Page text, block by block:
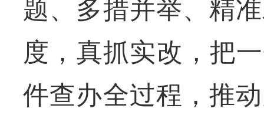
题、多措并举、精
度，真抓实改，把
件查办全过程，推